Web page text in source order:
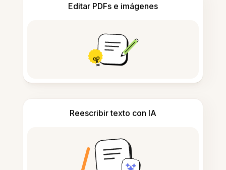
Editar PDFs e imágenes
Reescribir texto con IA